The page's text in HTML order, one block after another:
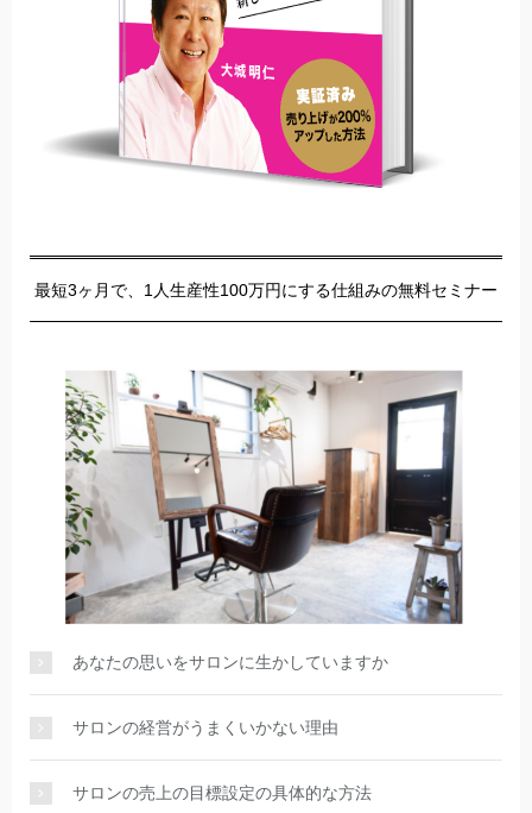
最短3ヶ月で、1人生産性100万円にする仕組みの無料セミナー
あなたの思いをサロンに生かしていますか
サロンの経営がうまくいかない理由
サロンの売上の目標設定の具体的な方法